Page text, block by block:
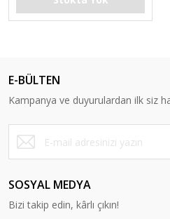
E-BÜLTEN
Kampanya ve duyurulardan ilk siz
SOSYAL MEDYA
Bizi takip edin, kârlı çıkın!